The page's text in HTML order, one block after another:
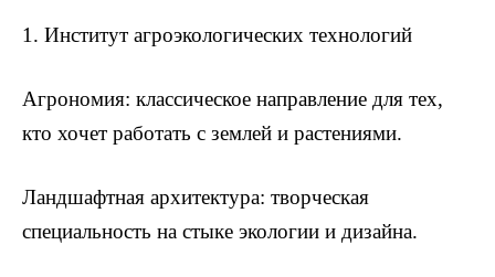
1. Институт агроэкологических технологий
Агрономия: классическое направление для тех,
кто хочет работать с землей и растениями.
Ландшафтная архитектура: творческая
специальность на стыке экологии и дизайна.